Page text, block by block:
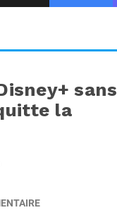
sans
la